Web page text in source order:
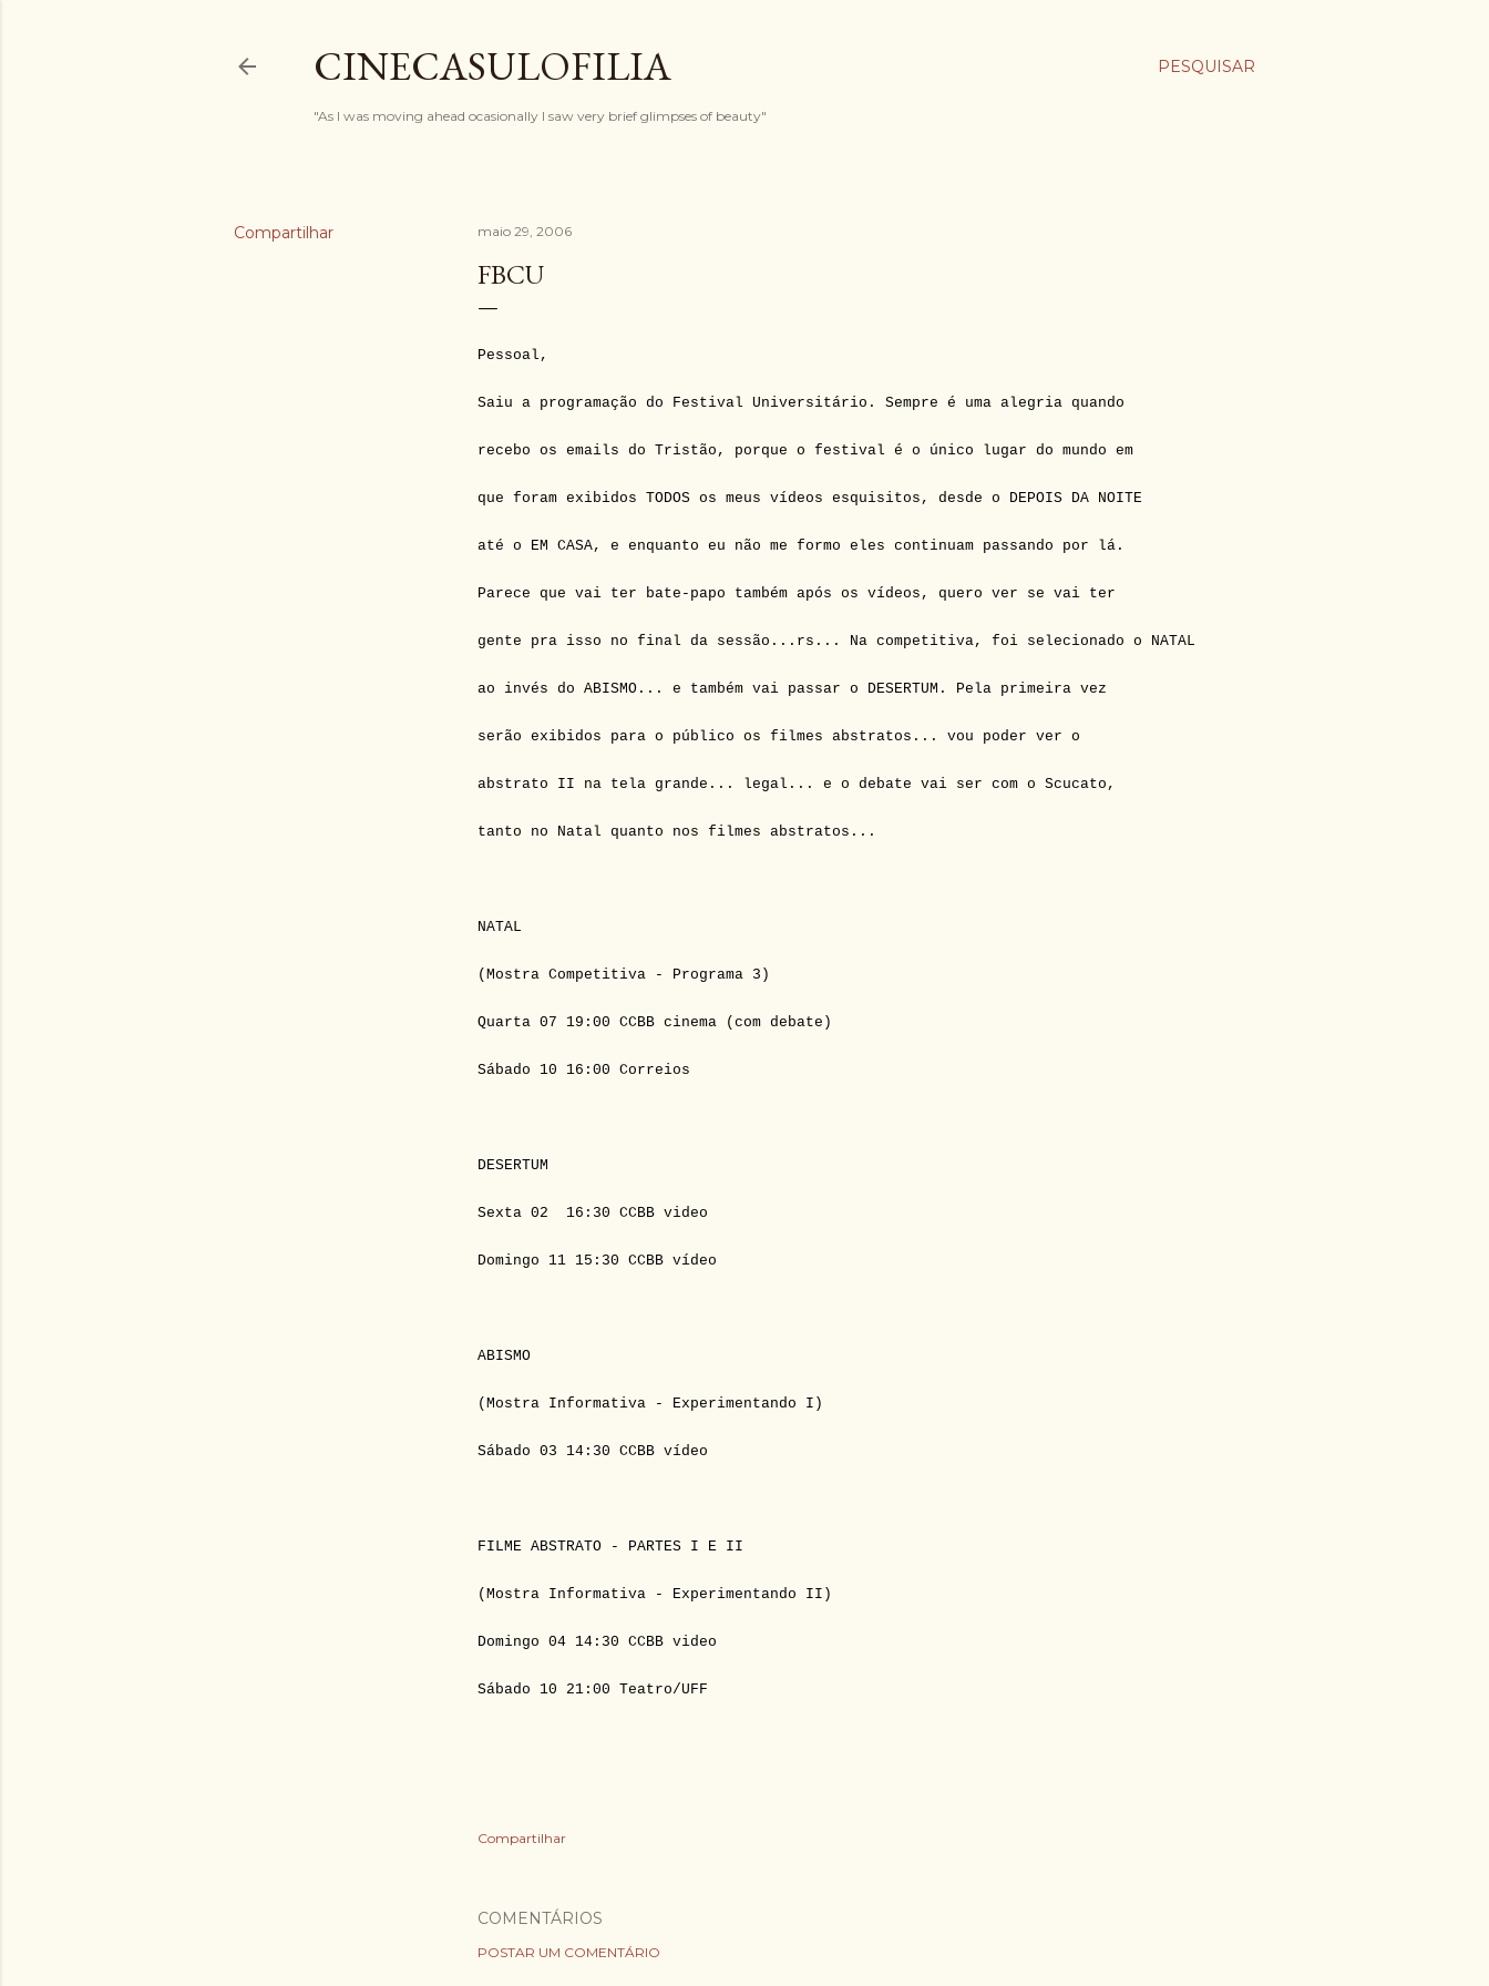
PESQUISAR
CINECASULOFILIA
"As I was moving ahead ocasionally I saw very brief glimpses of beauty"
Compartilhar maio 29, 2006
FBCU
Pessoal,
Saiu a programação do Festival Universitário. Sempre é uma alegria quando
recebo os emails do Tristão, porque o festival é o único lugar do mundo em
que foram exibidos TODOS os meus vídeos esquisitos, desde o DEPOIS DA NOITE
até o EM CASA, e enquanto eu não me formo eles continuam passando por lá.
Parece que vai ter bate-papo também após os vídeos, quero ver se vai ter
gente pra isso no final da sessão...rs... Na competitiva, foi selecionado o NATAL
ao invés do ABISMO... e também vai passar o DESERTUM. Pela primeira vez
serão exibidos para o público os filmes abstratos... vou poder ver o
abstrato II na tela grande... legal... e o debate vai ser com o Scucato,
tanto no Natal quanto nos filmes abstratos...
NATAL
(Mostra Competitiva - Programa 3)
Quarta 07 19:00 CCBB cinema (com debate)
Sábado 10 16:00 Correios
DESERTUM
Sexta 02 16:30 CCBB video
Domingo 11 15:30 CCBB vídeo
ABISMO
(Mostra Informativa - Experimentando I)
Sábado 03 14:30 CCBB vídeo
FILME ABSTRATO - PARTES I E II
(Mostra Informativa - Experimentando II)
Domingo 04 14:30 CCBB video
Sábado 10 21:00 Teatro/UFF
Compartilhar
COMENTÁRIOS
POSTAR UM COMENTÁRIO